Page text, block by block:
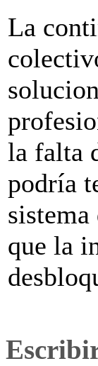
La
la falta
podría
que la